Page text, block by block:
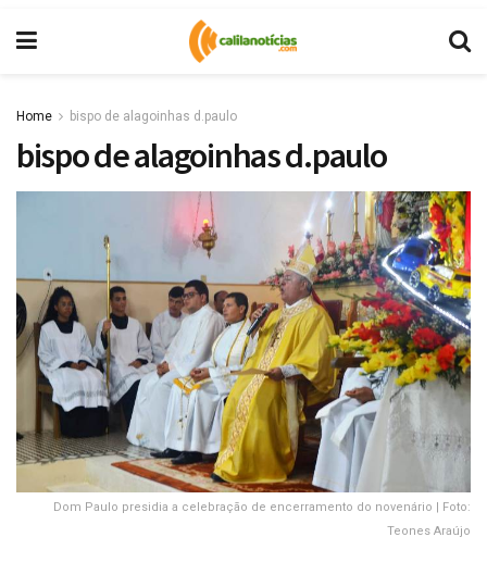
Home bispo de alagoinhas d.paulo
bispo de alagoinhas d.paulo
Dom Paulo presidia a celebração de encerramento do novenário | Foto:
Teones Araújo